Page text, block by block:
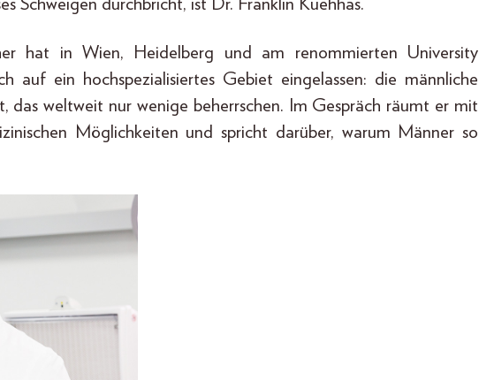
Schweigen durchbricht, ist Dr. Franklin Kuehhas.
hat in Wien, Heidelberg und am renommierten University
auf ein hochspezialisiertes Gebiet eingelassen: die männliche
das weltweit nur wenige beherrschen. Im Gespräch räumt er mit
Möglichkeiten und spricht darüber, warum Männer so